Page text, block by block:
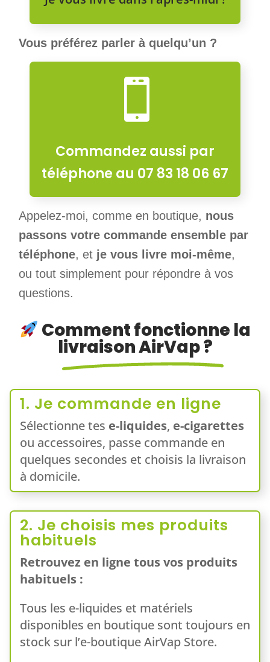
Vous préférez parler à quelqu’un ?

Commandez aussi par
téléphone au 07 83 18 06 67
Appelez-moi, comme en boutique, nous
passons votre commande ensemble par
téléphone, et je vous livre moi-même,
ou tout simplement pour répondre à vos
questions.
Comment fonctionne la
livraison AirVap ?
1. Je commande en ligne
Sélectionne tes e-liquides, e-cigarettes
ou accessoires, passe commande en
quelques secondes et choisis la livraison
à domicile.
2. Je choisis mes produits
habituels
Retrouvez en ligne tous vos produits
habituels :
Tous les e-liquides et matériels
disponibles en boutique sont toujours en
stock sur l’e-boutique AirVap Store.